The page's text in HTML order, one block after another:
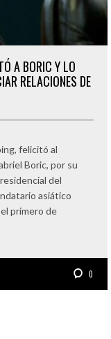
A BORIC Y LO
RELACIONES DE
felicitó al
Boric, por su
del
asiático
primero de
0